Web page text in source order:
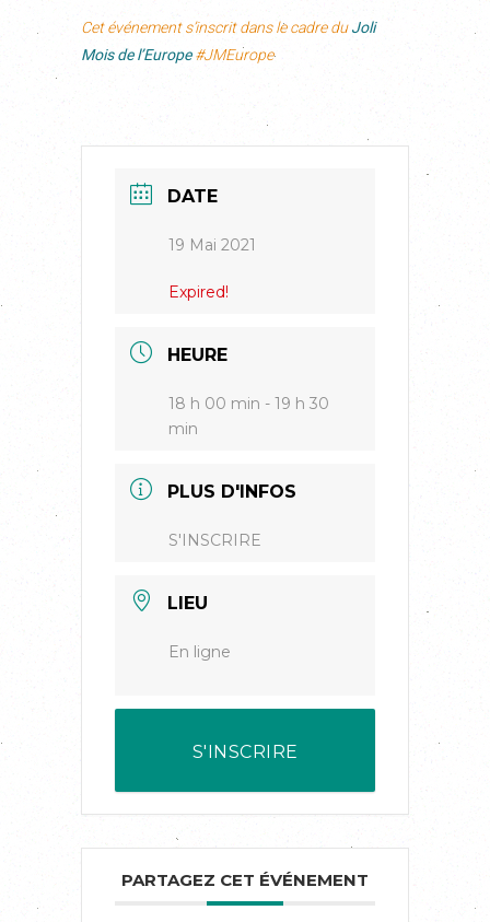
Cet événement s’inscrit dans le cadre duJoli
Mois de l’Europe#JMEurope
DATE
19 Mai 2021
Expired!
HEURE
18 h 00 min - 19 h 30
min
PLUS D'INFOS
S'INSCRIRE
LIEU
En ligne
S'INSCRIRE
PARTAGEZ CET ÉVÉNEMENT